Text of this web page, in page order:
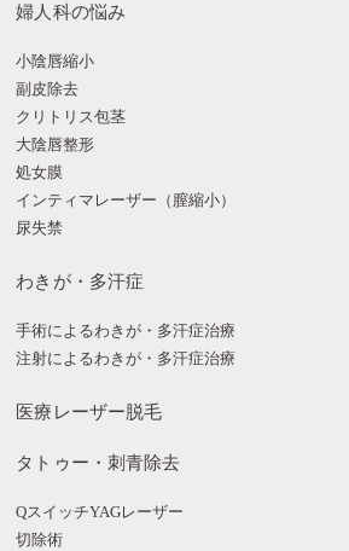
婦人科の悩み
小陰唇縮小
副皮除去
クリトリス包茎
大陰唇整形
処女膜
インティマレーザー（膣縮小）
尿失禁
わきが・多汗症
手術によるわきが・多汗症治療
注射によるわきが・多汗症治療
医療レーザー脱毛
タトゥー・刺青除去
QスイッチYAGレーザー
切除術